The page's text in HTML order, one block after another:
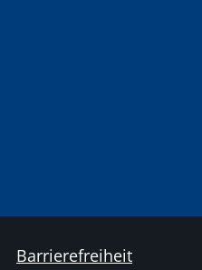
Barrierefreiheit